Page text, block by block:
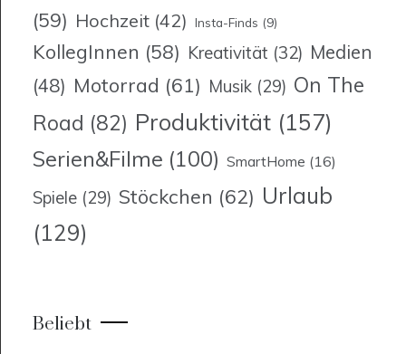
(59) Hochzeit (42) Insta-Finds (9)
KollegInnen (58) Kreativität (32) Medien
(48) Motorrad (61) Musik (29) On The
Road (82) Produktivität (157)
Serien&Filme (100) SmartHome (16)
Spiele (29) Stöckchen (62) Urlaub
(129)
Beliebt